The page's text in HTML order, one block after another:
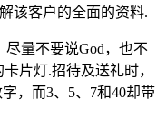
该客户的全面的资料.
尽量不要说God，也不
片灯.招待及送礼时，
，而3、5、7和40却带